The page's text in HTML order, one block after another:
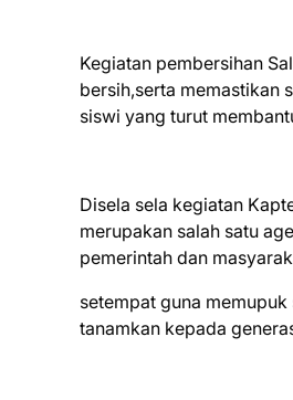
Kegiatan pembersihan
bersih,serta memastikan
siswi yang turut
Disela sela kegiatan
merupakan salah satu
pemerintah dan
setempat guna
tanamkan kepada